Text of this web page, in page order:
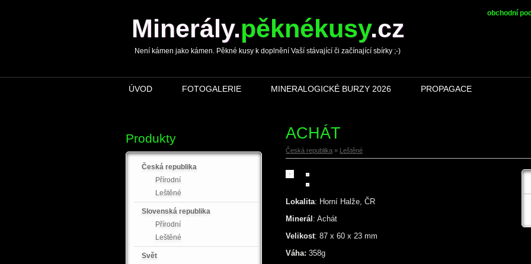
Minerály.pěknékusy.cz
Není kámen jako kámen. Pěkné kusy k doplnění Vaší stávající či začínající sbírky ;-)
obchodní
ÚVOD FOTOGALERIE MINERALOGICKÉ BURZY 2026 PROPAGACE
Produkty
Česká republika
Přírodní
Leštěné
Slovenská republika
Přírodní
Leštěné
Svět
ACHÁT
Česká republika » Leštěné
Lokalita: Horní Halže, ČR
Minerál : Achát
Velikost: 87 x 60 x 23 mm
Váha: 358g